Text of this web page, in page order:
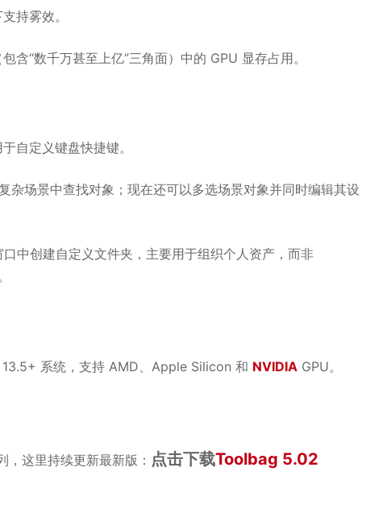
持雾效。
含“数千万甚至上亿”三角面）中的 GPU 显存占用。
自定义键盘快捷键。
杂场景中查找对象；现在还可以多选场景对象并同时编辑其设
中创建自定义文件夹，主要用于组织个人资产，而非
系统，支持 AMD、Apple Silicon 和 NVIDIA GPU。
，这里持续更新最新版： 点击下载Toolbag 5.02